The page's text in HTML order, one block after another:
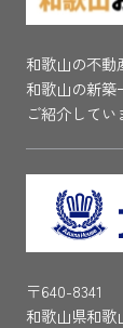
和歌山の不動
和歌山の新築
ご紹介してい
〒640-8341
和歌山県和歌